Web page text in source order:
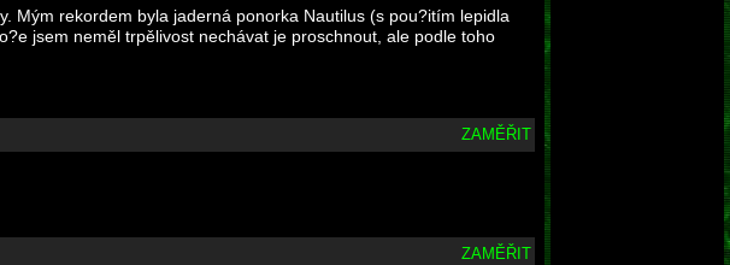
Mým rekordem byla jaderná ponorka Nautilus (s pou?itím lepidla
jsem neměl trpělivost nechávat je proschnout, ale podle toho
ZAMĚŘIT
ZAMĚŘIT